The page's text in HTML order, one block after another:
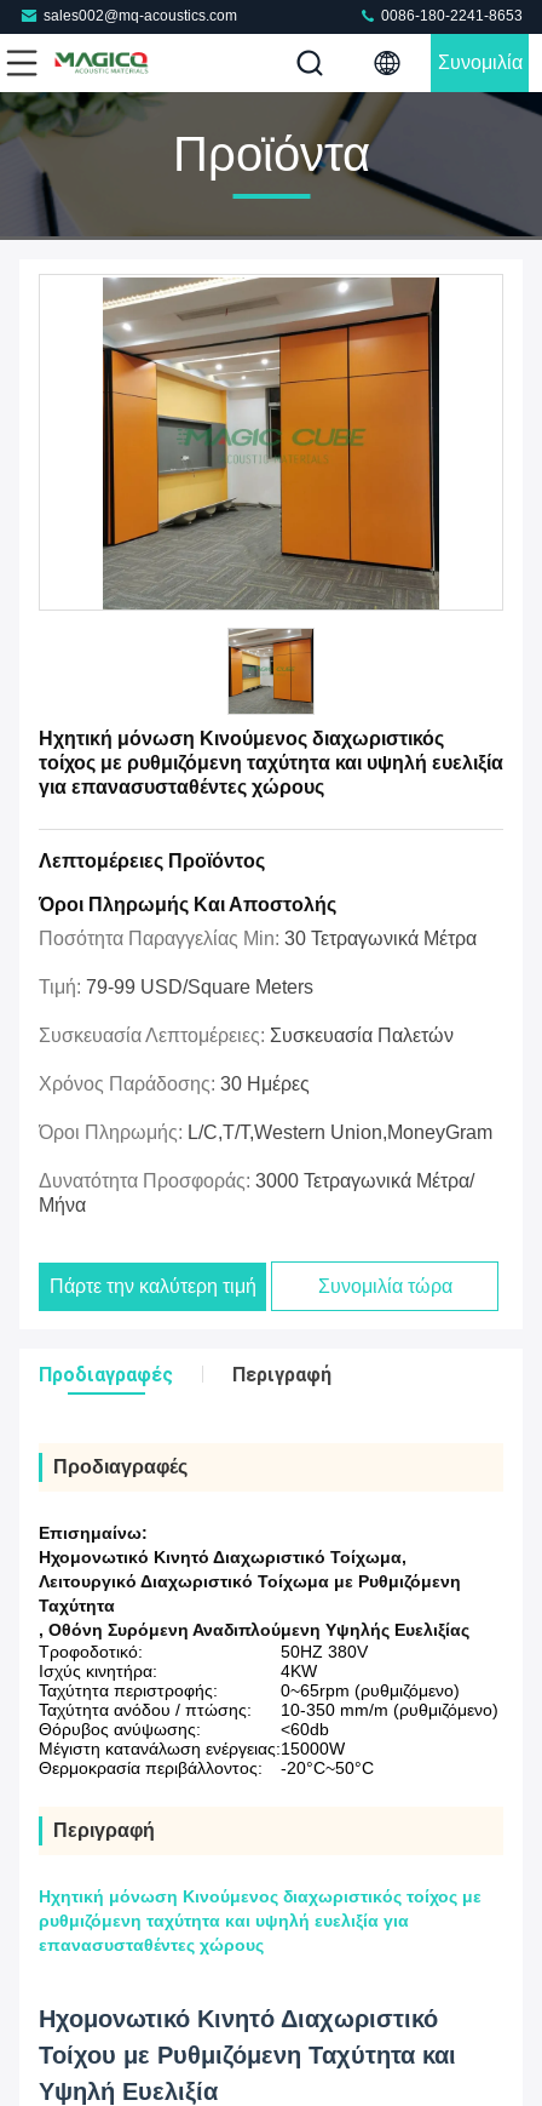
sales002@mq-acoustics.com 0086-180-2241-8653
Συνομιλία
Προϊόντα
Ηχητική μόνωση Κινούμενος διαχωριστικός
τοίχος με ρυθμιζόμενη ταχύτητα και υψηλή ευελιξία
για επανασυσταθέντες χώρους
Λεπτομέρειες Προϊόντος
Όροι Πληρωμής Και Αποστολής
Ποσότητα Παραγγελίας Min: 30 Τετραγωνικά Μέτρα
Τιμή: 79-99 USD/Square Meters
Συσκευασία Λεπτομέρειες: Συσκευασία Παλετών
Χρόνος Παράδοσης: 30 Ημέρες
Όροι Πληρωμής: L/C,T/T,Western Union,MoneyGram
Δυνατότητα Προσφοράς: 3000 Τετραγωνικά Μέτρα/
Μήνα
Πάρτε την καλύτερη τιμή Συνομιλία τώρα
Προδιαγραφές Περιγραφή
Προδιαγραφές
Επισημαίνω:
Ηχομονωτικό Κινητό Διαχωριστικό Τοίχωμα,
Λειτουργικό Διαχωριστικό Τοίχωμα με Ρυθμιζόμενη
Ταχύτητα
, Οθόνη Συρόμενη Αναδιπλούμενη Υψηλής Ευελιξίας
Τροφοδοτικό:
50HZ 380V
Ισχύς κινητήρα:
4KW
Ταχύτητα περιστροφής:
0~65rpm (ρυθμιζόμενο)
Ταχύτητα ανόδου / πτώσης:
10-350 mm/m (ρυθμιζόμενο)
Θόρυβος ανύψωσης:
<60db
Μέγιστη κατανάλωση ενέργειας:15000W
Θερμοκρασία περιβάλλοντος:
-20°C~50°C
Περιγραφή
Ηχητική μόνωση Κινούμενος διαχωριστικός τοίχος με
ρυθμιζόμενη ταχύτητα και υψηλή ευελιξία για
επανασυσταθέντες χώρους
Ηχομονωτικό Κινητό Διαχωριστικό
Τοίχου με Ρυθμιζόμενη Ταχύτητα και
Υψηλή Ευελιξία